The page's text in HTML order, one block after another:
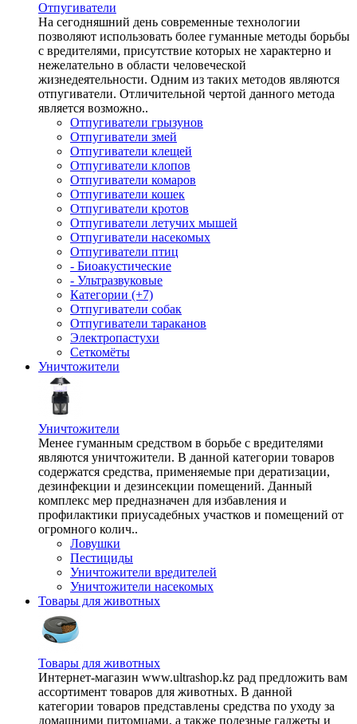
Отпугиватели
На сегодняшний день современные технологии
позволяют использовать более гуманные методы борьбы
с вредителями, присутствие которых не характерно и
нежелательно в области человеческой
жизнедеятельности. Одним из таких методов являются
отпугиватели. Отличительной чертой данного метода
является возможно..
Отпугиватели грызунов
Отпугиватели змей
Отпугиватели клещей
Отпугиватели клопов
Отпугиватели комаров
Отпугиватели кошек
Отпугиватели кротов
Отпугиватели летучих мышей
Отпугиватели насекомых
Отпугиватели птиц
- Биоакустические
- Ультразвуковые
Категории (+7)
Отпугиватели собак
Отпугиватели тараканов
Электропастухи
Сеткомёты
Уничтожители
Уничтожители
Менее гуманным средством в борьбе с вредителями
являются уничтожители. В данной категории товаров
содержатся средства, применяемые при дератизации,
дезинфекции и дезинсекции помещений. Данный
комплекс мер предназначен для избавления и
профилактики приусадебных участков и помещений от
огромного колич..
Ловушки
Пестициды
Уничтожители вредителей
Уничтожители насекомых
Товары для животных
Товары для животных
Интернет-магазин www.ultrashop.kz рад предложить вам
ассортимент товаров для животных. В данной
категории товаров представлены средства по уходу за
домашними питомцами, а также полезные гаджеты и